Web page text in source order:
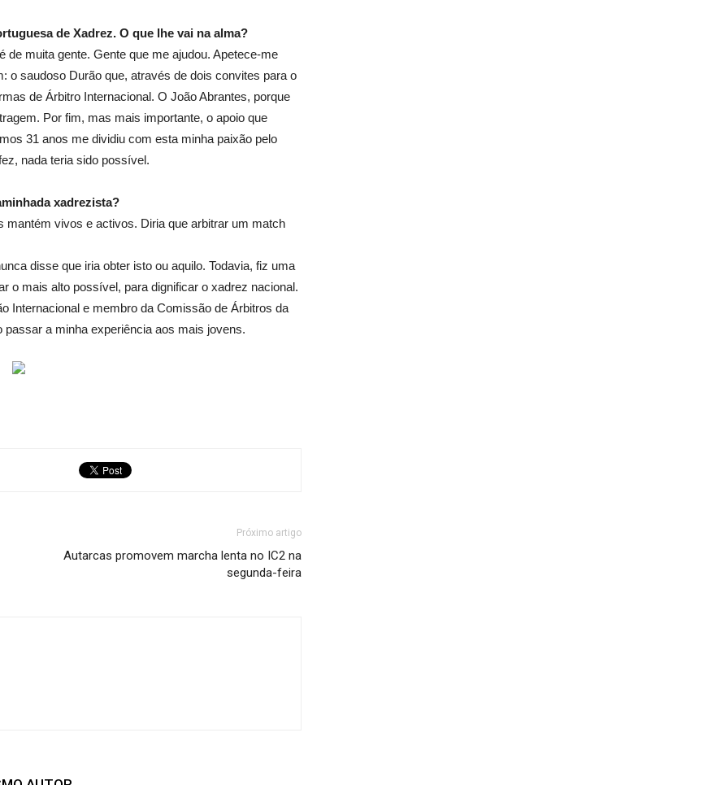
de Xadrez. O que lhe vai na alma?
muita gente. Gente que me ajudou. Apetece-me
o saudoso Durão que, através de dois convites para o
de Árbitro Internacional. O João Abrantes, porque
Por fim, mas mais importante, o apoio que
31 anos me dividiu com esta minha paixão pelo
nada teria sido possível.
xadrezista?
vivos e activos. Diria que arbitrar um match
disse que iria obter isto ou aquilo. Todavia, fiz uma
o mais alto possível, para dignificar o xadrez nacional.
Internacional e membro da Comissão de Árbitros da
a minha experiência aos mais jovens.
Próximo artigo
Autarcas promovem marcha lenta no IC2 na
segunda-feira